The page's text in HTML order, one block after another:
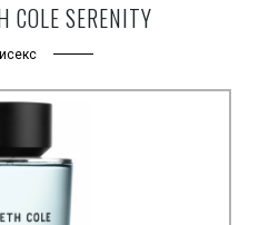
SERENITY